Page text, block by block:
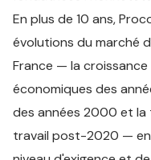
En plus de 10 ans,
évolutions du marché
France — la
économiques des
des années 2000 et
travail post-2020 —